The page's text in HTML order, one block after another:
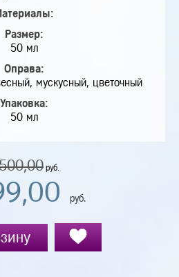
Размер:
50 мл
Оправа:
мускусный, цветочный
Упаковка:
50 мл
руб.
руб.